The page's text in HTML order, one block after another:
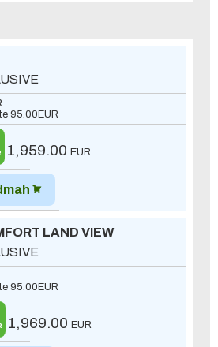
95.00EUR
1,959.00 EUR
LAND VIEW
95.00EUR
1,969.00 EUR